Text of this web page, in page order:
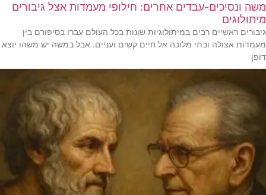
משה ונסיכים-עבדים אחרים: חילופי מעמדות אצל גיבורים
מיתולוגים
גיבורים ראשיים רבים במיתולוגיות שונות בכל העולם עברו בסיפורם בין
מעמדות אצולה ובתי מלוכה אל חיים קשים ועניים. אבל במשה יש משהו יוצא
דופן